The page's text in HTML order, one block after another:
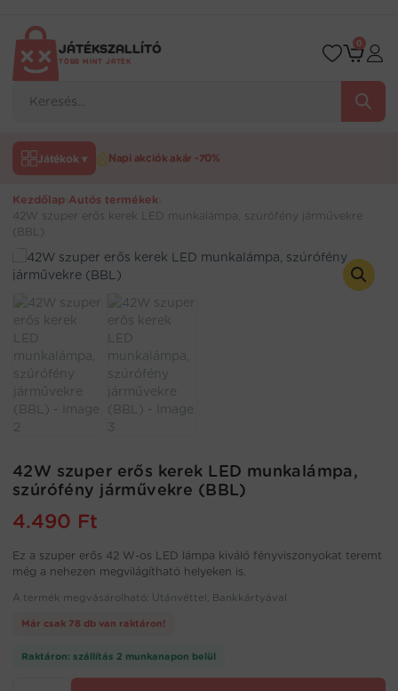
tartalomraJÁTÉKSZALLÍTÓ
TÖBB MINT JÁTÉK
search
0
Játékok ▾ Napi akciók akár -70%
Kezdőlap Autós termékek
42W szuper erős kerek LED munkalámpa, szúrófény járművekre
(BBL)
42W szuper erős kerek LED munkalámpa,
szúrófény járművekre (BBL)
4.490 Ft
Ez a szuper erős 42 W-os LED lámpa kiváló fényviszonyokat teremt
még a nehezen megvilágítható helyeken is.
A termék megvásárolható: Utánvéttel, Bankkártyával
Már csak 78 db van raktáron!
Raktáron: szállítás 2 munkanapon belül